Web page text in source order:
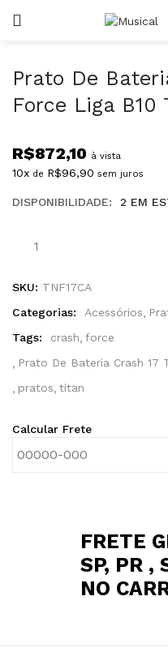
Lembrar-me
Prato De
Force Liga B10
R$872,10 à vista
10x de R$96,90 sem juros
DISPONIBILIDADE: 2 EM
SKU: TNF17CA
Categorias:
Acessórios
Tags:
crash force
Prato De Bateria Crash 17
pratos titan
Calcular Frete
FRETE
SP, PR ,
NO